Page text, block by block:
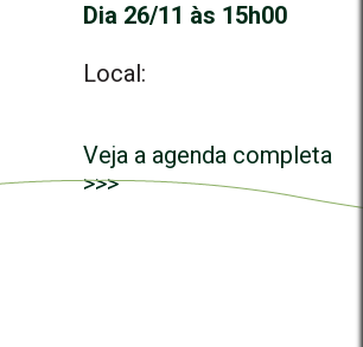
Dia 26/11 às 15h00
Local:
Veja a agenda completa
>>>